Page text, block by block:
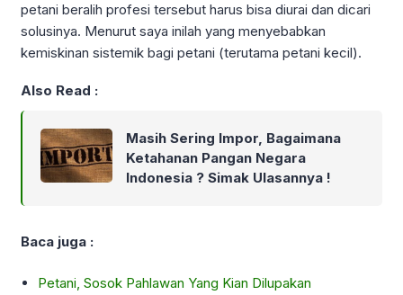
petani beralih profesi tersebut harus bisa diurai dan dicari
solusinya. Menurut saya inilah yang menyebabkan
kemiskinan sistemik bagi petani (terutama petani kecil).
Also Read :
Masih Sering Impor, Bagaimana
Ketahanan Pangan Negara
Indonesia ? Simak Ulasannya !
Baca juga :
Petani, Sosok Pahlawan Yang Kian Dilupakan